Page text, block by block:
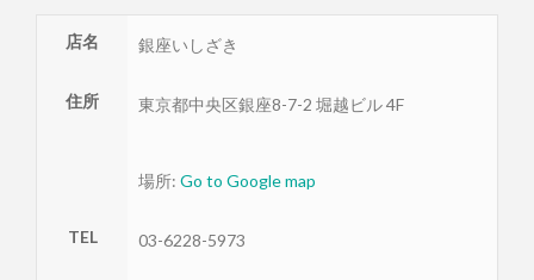
店名 銀座いしざき
住所 東京都中央区銀座8-7-2 堀越ビル 4F
場所: Go to Google map
TEL 03-6228-5973